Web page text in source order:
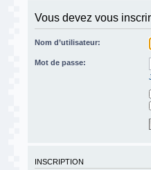
Vous devez vous
Nom d’utilisateur:
Mot de passe:
INSCRIPTION